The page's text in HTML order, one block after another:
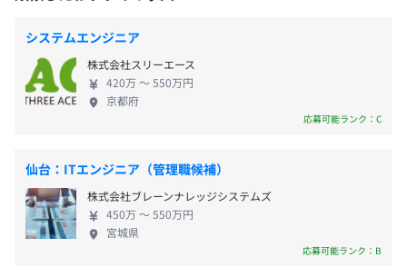
全社：200名
本部全体：15名
エンジニア：2名
・JR上越線／JR吾妻線「群馬総社」徒歩約33分
・車 『群馬総社』から約15分
昇給：年1回
社会保険完備（健康保険・厚生年金加入・雇用保険・労災
保険）
最前線で活躍したいエンジニアを募集中です！ 仕事
の向き不向きよりも、前向きに取り組む姿勢・チャ
レンジ精神を重視しています。 IT部門のメンバーと
して、事業拡大に向けて一緒に頑張っていきません
か？
システムエンジニア
株式会社スリーエース
420万 〜 550万円
京都府
応募可能ランク：C
仙台：ITエンジニア（管理職候補）
株式会社ブレーンナレッジシステムズ
450万 〜 550万円
宮城県
応募可能ランク：B